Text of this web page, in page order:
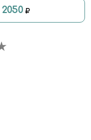
2050